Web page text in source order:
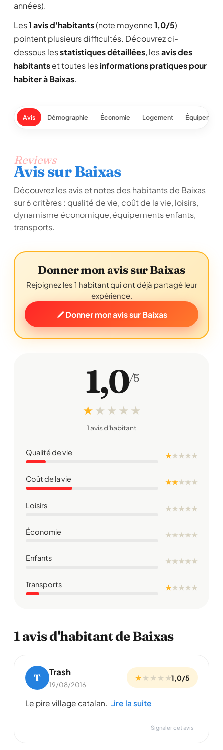
années).
Les1 avis d'habitants(note moyenne1,0/5)
pointent plusieurs difficultés. Découvrez ci-
dessous lesstatistiques détaillées, lesavis des
habitantset toutes lesinformations pratiques pour
habiter à Baixas.
Avis Démographie Économie Logement
Reviews
Avis sur Baixas
Découvrez les avis et notes des habitants de Baixas
sur 6 critères : qualité de vie, coût de la vie, loisirs,
dynamisme économique, équipements enfants,
transports.
Donner mon avis sur Baixas
Rejoignez les 1 habitant qui ont déjà partagé leur
expérience.
Donner mon avis sur Baixas
1,0/5
★ ★ ★ ★ ★
1 avis d'habitant
Qualité de vie ★★★★★
Coût de la vie ★ ★★★★
Loisirs ★★★★★
Économie ★★★★★
Enfants ★★★★★
Transports ★★★★★
1 avis d'habitant de Baixas
T Trash
19/08/2016
★★ ★ ★ ★1,0/5
Le pire village catalan. Lire la suite
Signaler cet avis